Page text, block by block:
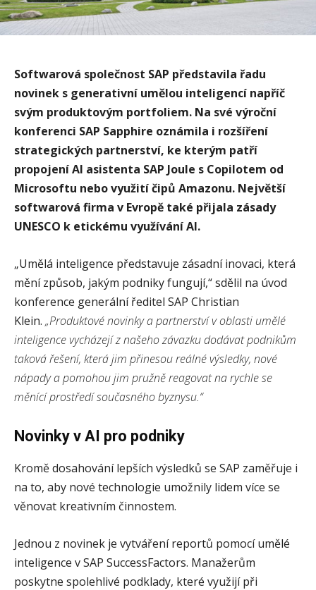
Softwarová společnost SAP představila řadu
novinek s generativní umělou inteligencí napříč
svým produktovým portfoliem. Na své výroční
konferenci SAP Sapphire oznámila i rozšíření
strategických partnerství, ke kterým patří
propojení AI asistenta SAP Joule s Copilotem od
Microsoftu nebo využití čipů Amazonu. Největší
softwarová firma v Evropě také přijala zásady
UNESCO k etickému využívání AI.
„Umělá inteligence představuje zásadní inovaci, která
mění způsob, jakým podniky fungují,“ sdělil na úvod
konference generální ředitel SAP Christian
Klein. „Produktové novinky a partnerství v oblasti umělé
inteligence vycházejí z našeho závazku dodávat podnikům
taková řešení, která jim přinesou reálné výsledky, nové
nápady a pomohou jim pružně reagovat na rychle se
měnící prostředí současného byznysu.“
Novinky v AI pro podniky
Kromě dosahování lepších výsledků se SAP zaměřuje i
na to, aby nové technologie umožnily lidem více se
věnovat kreativním činnostem.
Jednou z novinek je vytváření reportů pomocí umělé
inteligence v SAP SuccessFactors. Manažerům
poskytne spolehlivé podklady, které využijí při